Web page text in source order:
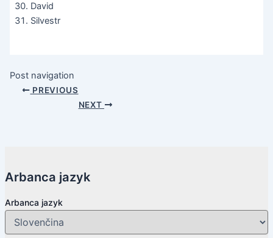
David
Silvestr
Post navigation
PREVIOUS
NEXT
Arbanca jazyk
Arbanca jazyk